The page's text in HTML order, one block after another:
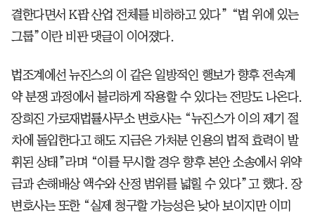
결한다면서 K팝 산업 전체를 비하하고 있다” “법 위에 있는
그룹”이란 비판 댓글이 이어졌다.
법조계에선 뉴진스의 이 같은 일방적인 행보가 향후 전속계
약 분쟁 과정에서 불리하게 작용할 수 있다는 전망도 나온다.
장희진 가로재법률사무소 변호사는 “뉴진스가 이의 제기 절
차에 돌입한다고 해도 지금은 가처분 인용의 법적 효력이 발
휘된 상태”라며 “이를 무시할 경우 향후 본안 소송에서 위약
금과 손해배상 액수와 산정 범위를 넓힐 수 있다”고 했다. 장
변호사는 또한 “실제 청구할 가능성은 낮아 보이지만 이미